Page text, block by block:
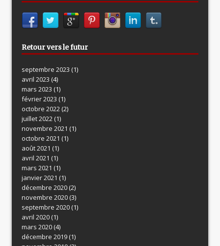
Retour vers le futur
septembre 2023 (1)
avril 2023 (4)
mars 2023 (1)
février 2023 (1)
octobre 2022(2)
juillet 2022(1)
novembre 2021 (1)
octobre 2021 (1)
août 2021 (1)
avril 2021 (1)
mars 2021 (1)
janvier 2021 (1)
décembre 2020(2)
novembre 2020(3)
septembre 2020(1)
avril 2020(1)
mars 2020(4)
décembre 2019(1)